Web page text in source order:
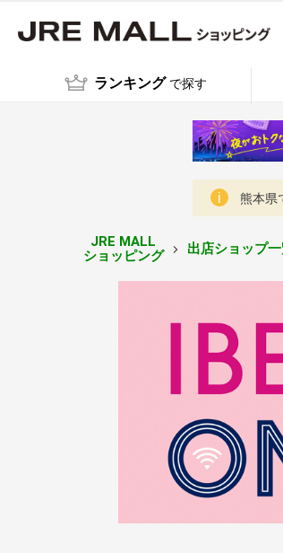
ランキング で探す
熊本県
JRE MALL
ショッピング
出店ショップ